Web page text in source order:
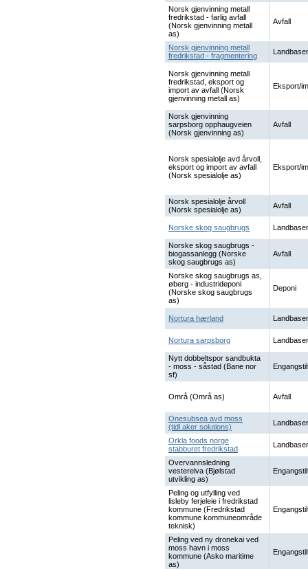
Norsk gjenvinning metall
fredrikstad - farlig avfall
(Norsk gjenvinning metall
as)
Avfall
Norsk gjenvinning metall
fredrikstad - fragmentering
Norsk gjenvinning metall
fredrikstad, eksport og
import av avfall (Norsk
gjenvinning metall as)
Eksport/
Norsk gjenvinning
sarpsborg opphaugveien
(Norsk gjenvinning as)
Avfall
Norsk spesialolje avd årvoll,
eksport og import av avfall
(Norsk spesialolje as)
Eksport/
Norsk spesialolje årvoll
(Norsk spesialolje as)
Avfall
Norske skog saugbrugs
Norske skog saugbrugs -
biogassanlegg (Norske
skog saugbrugs as)
Avfall
Norske skog saugbrugs as,
øberg - industrideponi
(Norske skog saugbrugs
as)
Deponi
Nortura hærland
Nortura sarpsborg
Nytt dobbeltspor sandbukta
- moss - såstad (Bane nor
sf)
Områ (Områ as) Avfall
Onesubsea avd moss
(tidl.aker solutions)
Orkla foods norge
stabburet fredrikstad
Overvannsledning
vesterelva (Bjølstad
utvikling as)
Peling og utfylling ved
lisleby ferjeleie i fredrikstad
kommune (Fredrikstad
kommune kommuneområde
teknisk)
Peling ved ny dronekai ved
moss havn i moss
kommune (Asko maritime
as)